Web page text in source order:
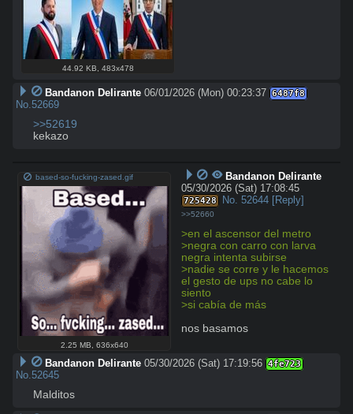
44.92 KB 483x478
Bandanon Delirante 06/01/2026 (Mon) 00:23:37 6487f8
No. 52669
>>52619
kekazo
based-so-fucking-zased.gif
2.25 MB 636x640
Bandanon Delirante
05/30/2026 (Sat) 17:08:45
725428 No. 52644 [Reply]
>>52660
>en el ascensor del metro
>negra con carro con larva
negra intenta subirse
>nadie se corre y le hacemos
el gesto de ups no cabe lo
siento
>si cabía de más
nos basamos
Bandanon Delirante 05/30/2026 (Sat) 17:19:56 4fe723
No.52645
Malditos